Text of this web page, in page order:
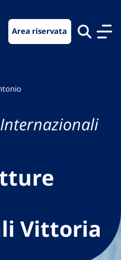
Area riservata
Vittoria